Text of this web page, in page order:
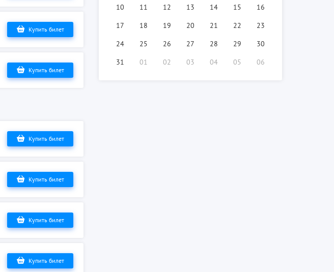
10
11 12 13 14 15
16
17
18 19 20 21 22
23
24
25 26 27 28 29
30
31
01 02 03 04 05 06
Купить билет
Купить билет
Купить билет
Купить билет
Купить билет
Купить билет